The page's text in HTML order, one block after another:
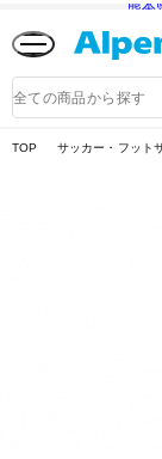
熊本
品
検
TOP サッカー・フット